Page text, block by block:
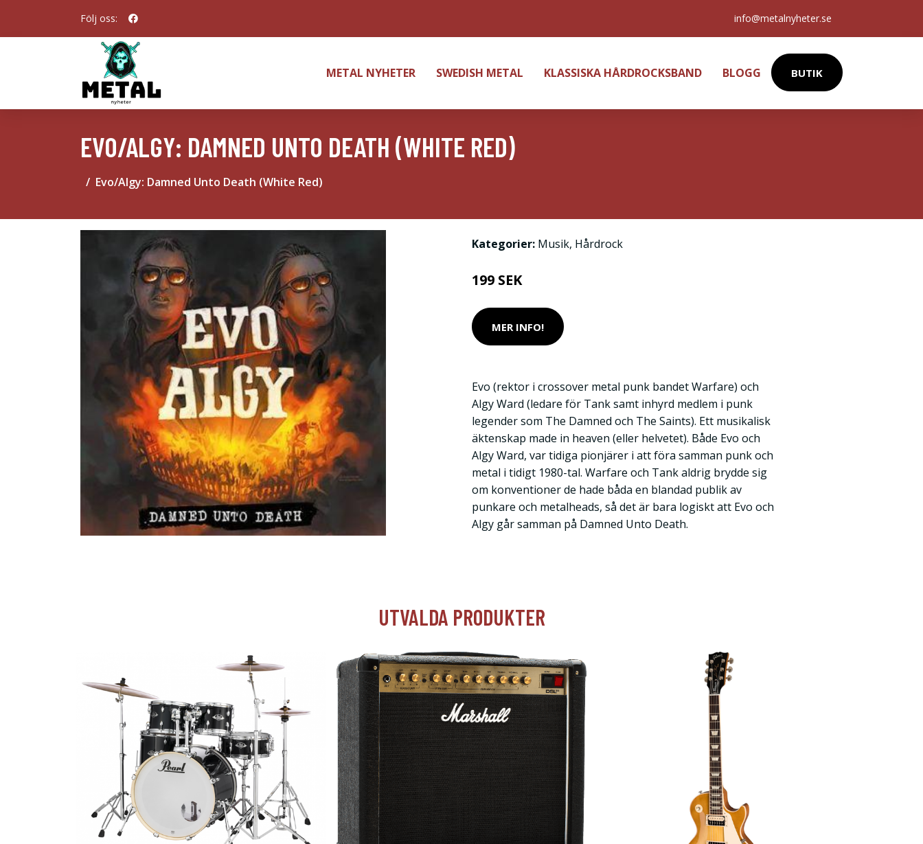
Följ oss: info@metalnyheter.se
METAL NYHETER SWEDISH METAL KLASSISKA HÅRDROCKSBAND BLOGG BUTIK
EVO/ALGY: DAMNED UNTO DEATH (WHITE RED)
Evo/Algy: Damned Unto Death (White Red)
Kategorier: Musik, Hårdrock
199 SEK
MER INFO!
Evo (rektor i crossover metal punk bandet Warfare) och
Algy Ward (ledare för Tank samt inhyrd medlem i punk
legender som The Damned och The Saints). Ett musikalisk
äktenskap made in heaven (eller helvetet). Både Evo och
Algy Ward, var tidiga pionjärer i att föra samman punk och
metal i tidigt 1980-tal. Warfare och Tank aldrig brydde sig
om konventioner de hade båda en blandad publik av
punkare och metalheads, så det är bara logiskt att Evo och
Algy går samman på Damned Unto Death.
UTVALDA PRODUKTER